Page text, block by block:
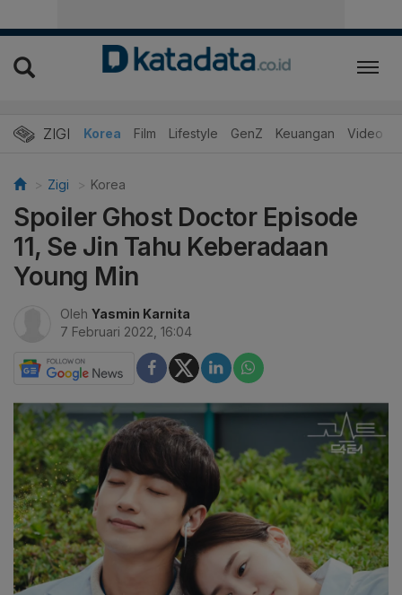
ZIGI
Hits Korea Film Lifestyle GenZ Keuangan Video
Zigi Korea
Spoiler Ghost Doctor Episode
11, Se Jin Tahu Keberadaan
Young Min
Oleh Yasmin Karnita
7 Februari 2022, 16:04